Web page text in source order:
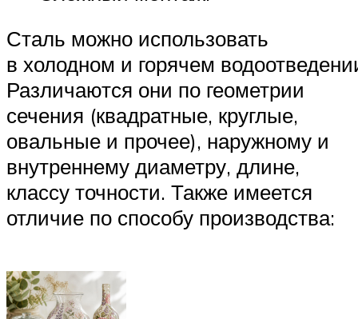
Сталь можно использовать
в холодном и горячем
Различаются они по геометрии
сечения (квадратные, круглые,
овальные и прочее), наружному и
внутреннему диаметру, длине,
классу точности. Также имеется
отличие по способу производства: